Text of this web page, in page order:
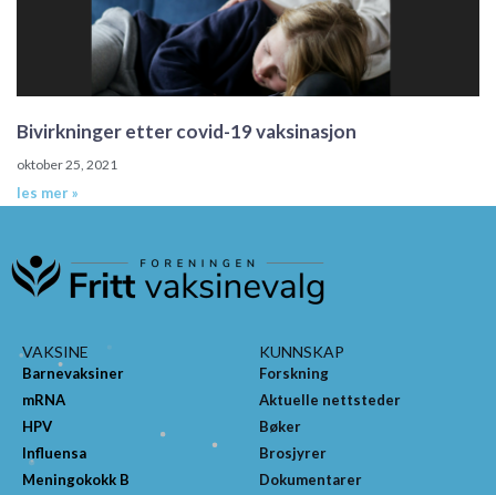
Bivirkninger etter covid-19 vaksinasjon
oktober 25, 2021
les mer »
VAKSINE
Barnevaksiner
mRNA
HPV
Influensa
Meningokokk B
KUNNSKAP
Forskning
Aktuelle nettsteder
Bøker
Brosjyrer
Dokumentarer